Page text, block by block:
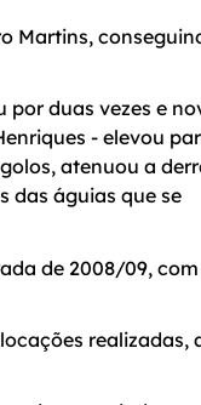
Martins,
por duas vezes e
- elevou
atenuou a
das águias que se
de 2008/09,
realizadas,